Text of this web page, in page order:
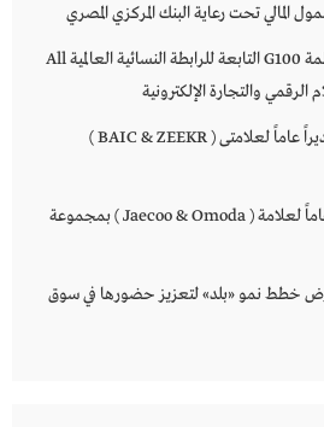
المالي تحت رعاية البنك المركزي المصري
چرمين عامر تنضم إلى منظمة G100 التابعة للرابطة النسائية العالمية All
تعيين “تيمور إسماعيل” مديراً عاماً لعلامتى ( BAIC & ZEEKR )
تعيين “أحمد على” مديراً عاماً لعلامة ( Jaecoo & Omoda ) بمجموعة
خطط نمو «بلد» لتعزيز حضورها في سوق